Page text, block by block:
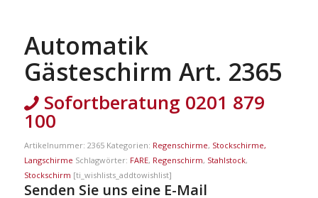
Automatik
Gästeschirm Art. 2365
Sofortberatung 0201 879
100
Artikelnummer: 2365 Kategorien: Regenschirme, Stockschirme,
Langschirme Schlagwörter: FARE, Regenschirm, Stahlstock,
Stockschirm [ti_wishlists_addtowishlist]
Senden Sie uns eine E-Mail